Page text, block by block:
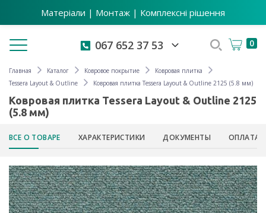
Матеріали | Монтаж | Комплексні рішення
Toggle navigation 067 652 37 53 0
Главная Каталог Ковровое покрытие
Ковровая плитка
Tessera Layout & Outline
Ковровая плитка Tessera Layout & Outline 2125 (5.8 мм)
Ковровая плитка Tessera Layout & Outline 2125
(5.8 мм)
ВСЕ О ТОВАРЕ ХАРАКТЕРИСТИКИ ДОКУМЕНТЫ ОПЛАТА